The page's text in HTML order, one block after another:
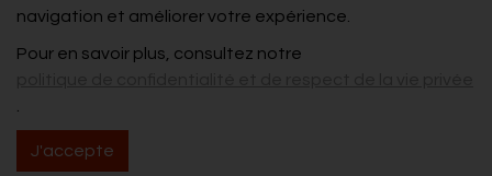
navigation et améliorer votre expérience.
Pour en savoir plus, consultez notre
J'accepte